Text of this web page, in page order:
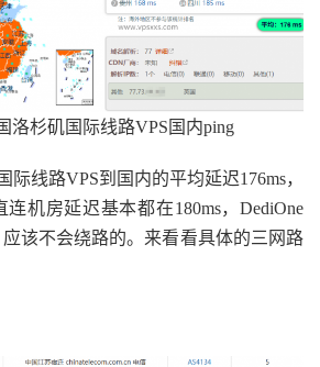
洛杉矶国际线路VPS国内ping
际线路VPS到国内的平均延迟176ms，
机房延迟基本都在180ms，DediOne
该不会绕路的。来看看具体的三网路